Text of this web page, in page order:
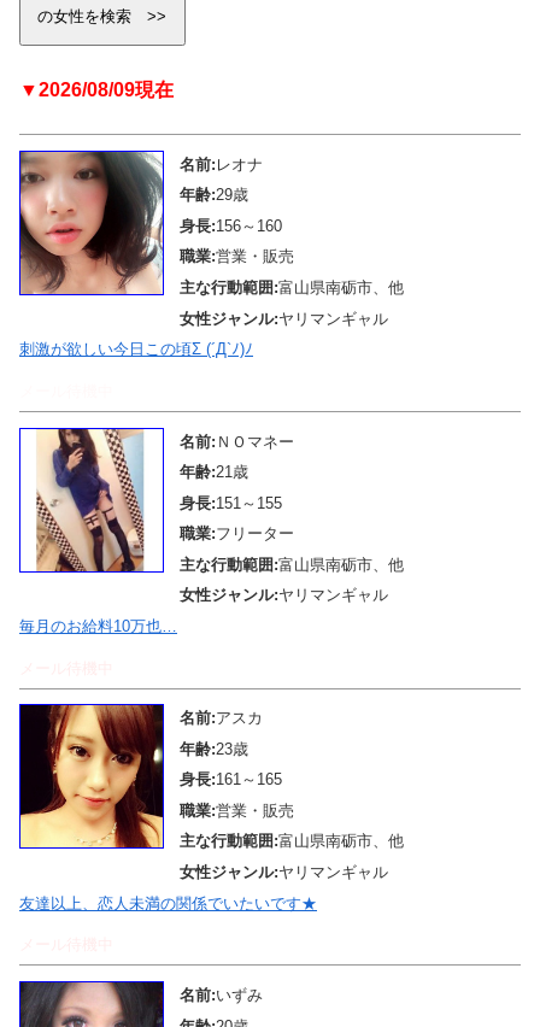
▼2026/08/09現在
名前: レオナ
年齢:29歳
身長:156～160
職業:営業・販売
主な行動範囲:富山県南砺市、他
女性ジャンル:ヤリマンギャル
刺激が欲しい今日この頃Σ (´Д`ﾉ)ﾉ
名前: ＮＯマネー
年齢:21歳
身長:151～155
職業:フリーター
主な行動範囲:富山県南砺市、他
女性ジャンル:ヤリマンギャル
毎月のお給料10万也…
名前:アスカ
年齢:23歳
身長:161～165
職業:営業・販売
主な行動範囲:富山県南砺市、他
女性ジャンル:ヤリマンギャル
友達以上、恋人未満の関係でいたいです★
名前:いずみ